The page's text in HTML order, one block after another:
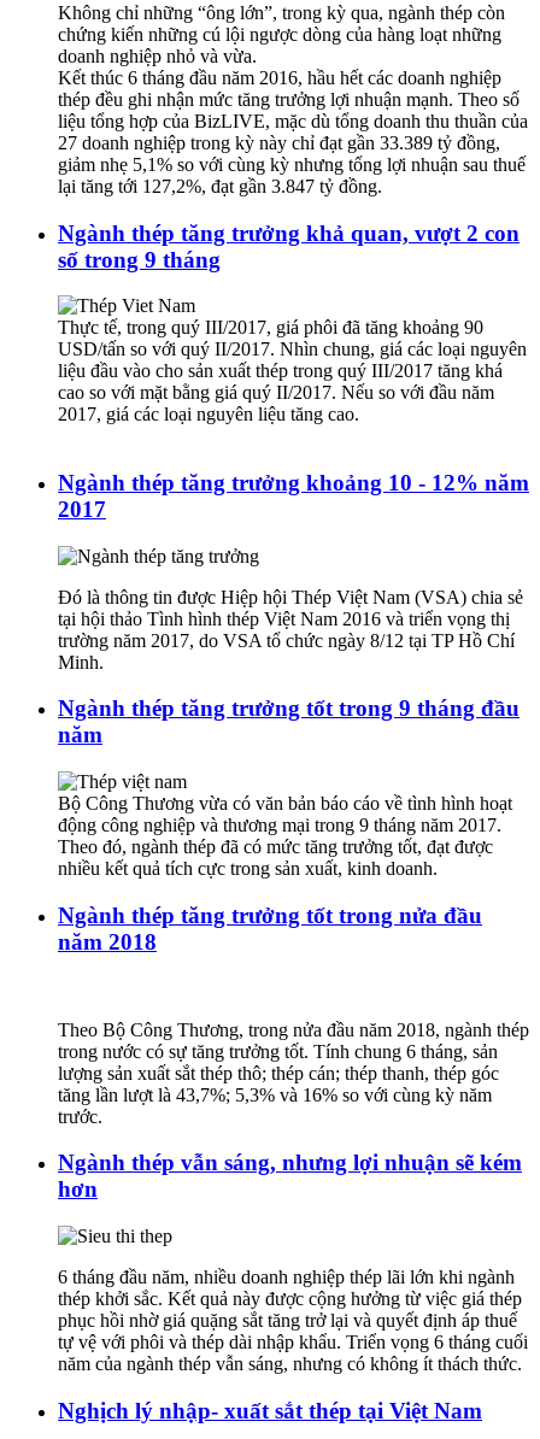
Không chỉ những “ông lớn”, trong kỳ qua, ngành thép còn
chứng kiến những cú lội ngược dòng của hàng loạt những
doanh nghiệp nhỏ và vừa.
Kết thúc 6 tháng đầu năm 2016, hầu hết các doanh nghiệp
thép đều ghi nhận mức tăng trưởng lợi nhuận mạnh. Theo số
liệu tổng hợp của BizLIVE, mặc dù tổng doanh thu thuần của
27 doanh nghiệp trong kỳ này chỉ đạt gần 33.389 tỷ đồng,
giảm nhẹ 5,1% so với cùng kỳ nhưng tổng lợi nhuận sau thuế
lại tăng tới 127,2%, đạt gần 3.847 tỷ đồng.
Ngành thép tăng trưởng khả quan, vượt 2 con
số trong 9 tháng
Thực tế, trong quý III/2017, giá phôi đã tăng khoảng 90
USD/tấn so với quý II/2017. Nhìn chung, giá các loại nguyên
liệu đầu vào cho sản xuất thép trong quý III/2017 tăng khá
cao so với mặt bằng giá quý II/2017. Nếu so với đầu năm
2017, giá các loại nguyên liệu tăng cao.
Ngành thép tăng trưởng khoảng 10 - 12% năm
2017
Đó là thông tin được Hiệp hội Thép Việt Nam (VSA) chia sẻ
tại hội thảo Tình hình thép Việt Nam 2016 và triển vọng thị
trường năm 2017, do VSA tổ chức ngày 8/12 tại TP Hồ Chí
Minh.
Ngành thép tăng trưởng tốt trong 9 tháng đầu
năm
Bộ Công Thương vừa có văn bản báo cáo về tình hình hoạt
động công nghiệp và thương mại trong 9 tháng năm 2017.
Theo đó, ngành thép đã có mức tăng trưởng tốt, đạt được
nhiều kết quả tích cực trong sản xuất, kinh doanh.
Ngành thép tăng trưởng tốt trong nửa đầu
năm 2018
Theo Bộ Công Thương, trong nửa đầu năm 2018, ngành thép
trong nước có sự tăng trưởng tốt. Tính chung 6 tháng, sản
lượng sản xuất sắt thép thô; thép cán; thép thanh, thép góc
tăng lần lượt là 43,7%; 5,3% và 16% so với cùng kỳ năm
trước.
Ngành thép vẫn sáng, nhưng lợi nhuận sẽ kém
hơn
6 tháng đầu năm, nhiều doanh nghiệp thép lãi lớn khi ngành
thép khởi sắc. Kết quả này được cộng hưởng từ việc giá thép
phục hồi nhờ giá quặng sắt tăng trở lại và quyết định áp thuế
tự vệ với phôi và thép dài nhập khẩu. Triển vọng 6 tháng cuối
năm của ngành thép vẫn sáng, nhưng có không ít thách thức.
Nghịch lý nhập- xuất sắt thép tại Việt Nam